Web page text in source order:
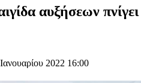
αυξήσεων
2022 16:00